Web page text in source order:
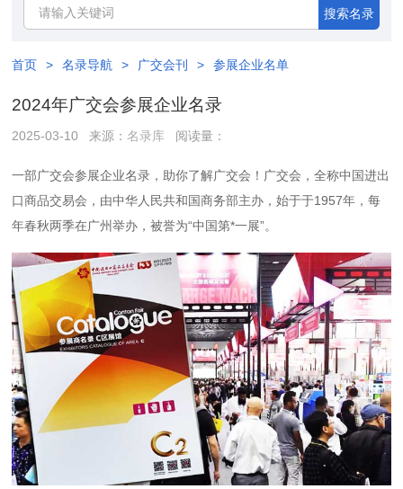
搜索名录
首页 > 名录导航 > 广交会刊 > 参展企业名单
2024年广交会参展企业名录
2025-03-10 来源：名录库 阅读量：
一部广交会参展企业名录，助你了解广交会！广交会，全称中国进出
口商品交易会，由中华人民共和国商务部主办，始于于1957年，每
年春秋两季在广州举办，被誉为“中国第*一展”。